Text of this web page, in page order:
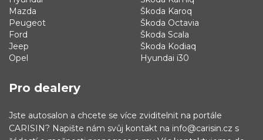
Mazda
Peugeot
Ford
Jeep
Opel
Škoda Karoq
Škoda Octavia
Škoda Scala
Škoda Kodiaq
Hyundai i30
Pro dealery
Jste autosalon a chcete se více zviditelnit na portále
CARISIN? Napište nám svůj kontakt na info@carisin.cz s